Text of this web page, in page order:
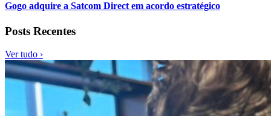
Gogo adquire a Satcom Direct em acordo estratégico
Posts Recentes
Ver tudo ›